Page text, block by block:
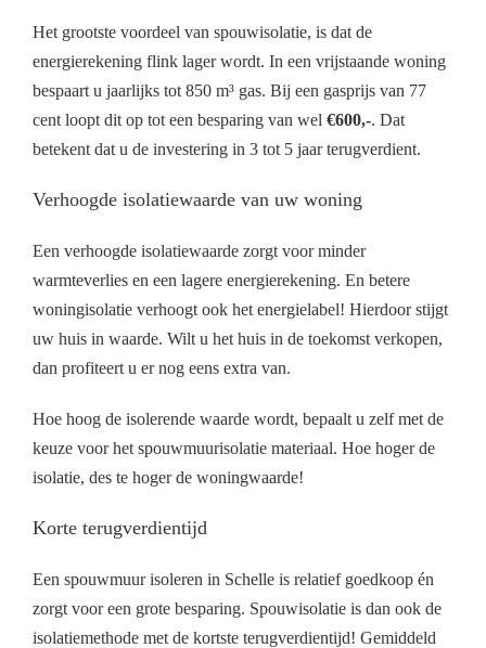
Het grootste voordeel van spouwisolatie, is dat de
energierekening flink lager wordt. In een vrijstaande woning
bespaart u jaarlijks tot 850 m³ gas. Bij een gasprijs van 77
cent loopt dit op tot een besparing van wel €600,-. Dat
betekent dat u de investering in 3 tot 5 jaar terugverdient.
Verhoogde isolatiewaarde van uw woning
Een verhoogde isolatiewaarde zorgt voor minder
warmteverlies en een lagere energierekening. En betere
woningisolatie verhoogt ook het energielabel! Hierdoor stijgt
uw huis in waarde. Wilt u het huis in de toekomst verkopen,
dan profiteert u er nog eens extra van.
Hoe hoog de isolerende waarde wordt, bepaalt u zelf met de
keuze voor het spouwmuurisolatie materiaal. Hoe hoger de
isolatie, des te hoger de woningwaarde!
Korte terugverdientijd
Een spouwmuur isoleren in Schelle is relatief goedkoop én
zorgt voor een grote besparing. Spouwisolatie is dan ook de
isolatiemethode met de kortste terugverdientijd! Gemiddeld